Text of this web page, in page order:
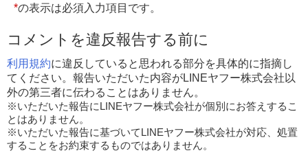
*の表示は必須入力項目です。
コメントを違反報告する前に
利用規約に違反していると思われる部分を具体的に指摘し
てください。報告いただいた内容がLINEヤフー株式会社以
外の第三者に伝わることはありません。
※いただいた報告にLINEヤフー株式会社が個別にお答えするこ
とはありません。
※いただいた報告に基づいてLINEヤフー株式会社が対応、処置
することをお約束するものではありません。